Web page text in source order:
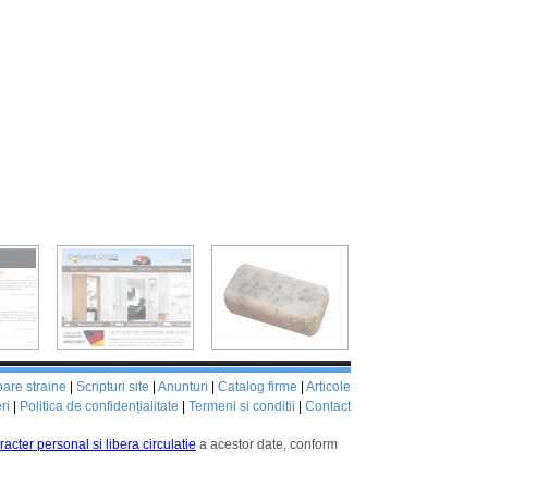
straine Scripturi site Anunturi Catalog firme
Articole
Politica de confidențialitate Termeni si conditii Contact
personal si libera circulatie a acestor date, conform